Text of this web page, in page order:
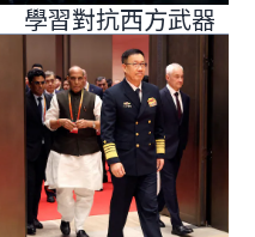
學習對抗西方武器